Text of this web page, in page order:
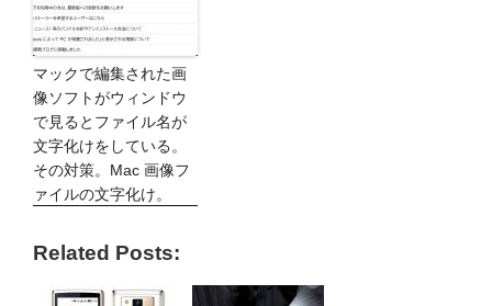
マックで編集された画
像ソフトがウィンドウ
で見るとファイル名が
文字化けをしている。
その対策。Mac 画像フ
ァイルの文字化け。
Related Posts: